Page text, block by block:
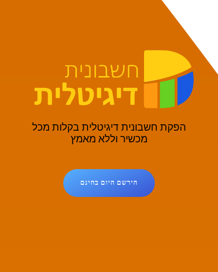
הפקת חשבונית דיגיטלית בקלות מכל
מכשיר וללא מאמץ
הירשם היום בחינם